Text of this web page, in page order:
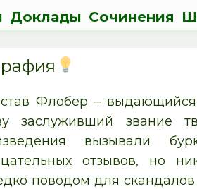
Доклады Сочинения
Флобер –
заслуживший звание
вызывали
отзывов, но
поводом для